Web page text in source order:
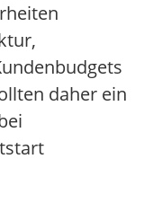
daher ein